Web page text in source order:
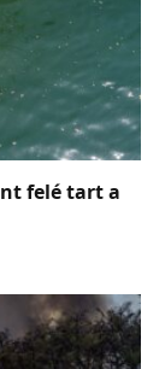
felé tart a